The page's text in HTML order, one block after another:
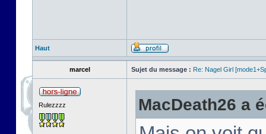
Haut
marcel Sujet du message : Re: Nagel Girl
Rulezzzz MacDeath26 a